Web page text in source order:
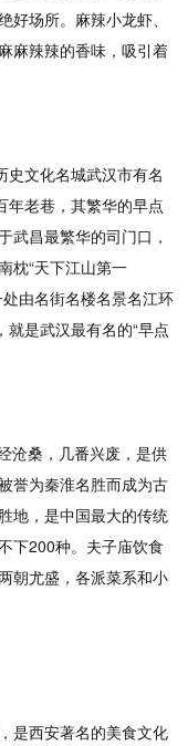
场所。麻辣小龙虾、
麻辣辣的香味，吸引着
史文化名城武汉市有名
年老巷，其繁华的早点
武昌最繁华的司门口，
枕“天下江山第一
由名街名楼名景名江环
就是武汉最有名的“早点
沧桑，几番兴废，是供
誉为秦淮名胜而成为古
地，是中国最大的传统
下200种。夫子庙饮食
朝尤盛，各派菜系和小
是西安著名的美食文化